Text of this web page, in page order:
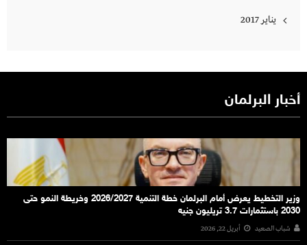
يناير 2017
أخبار البرلمان
وزير التخطيط يعرض أمام البرلمان خطة التنمية 2026/2027 وخريطة النمو حتى
2030 باستثمارات 3.7 تريليون جنيه
شباب الصعيد أبريل 22, 2026